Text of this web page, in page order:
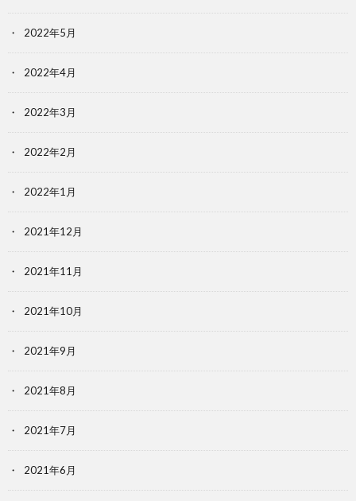
2022年5月
2022年4月
2022年3月
2022年2月
2022年1月
2021年12月
2021年11月
2021年10月
2021年9月
2021年8月
2021年7月
2021年6月